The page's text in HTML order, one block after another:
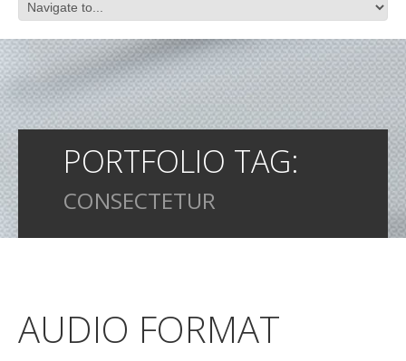
PORTFOLIO TAG:
CONSECTETUR
AUDIO FORMAT